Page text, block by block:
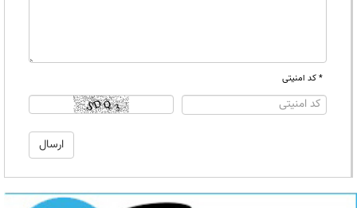
* کد امنیتی